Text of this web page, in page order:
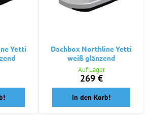
Yetti
Dachbox Northline Yetti
weiß glänzend
Auf Lager
269 €
In den Korb!